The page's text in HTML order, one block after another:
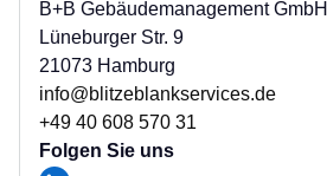
B+B Gebäudemanagement GmbH
Lüneburger Str. 9
21073 Hamburg
info@blitzeblankservices.de
+49 40 608 570 31
Folgen Sie uns